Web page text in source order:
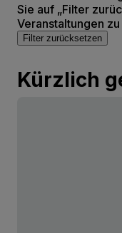
Sie auf „Filter
Veranstaltungen
Filter zurücksetzen
Kürzlich